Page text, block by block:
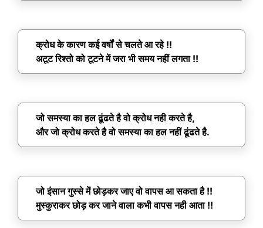
क्रोध के कारण कई वर्षों से चलते आ रहे !!
अटूट रिश्तो को टूटने में जरा भी समय नहीं लगता !!
जो समस्या का हल ढूंढते है वो क्रोध नही करते है,
और जो क्रोध करते है वो समस्या का हल नहीं ढूंढते है.
जो इंसान गुस्से में छोड़कर जाए वो वापस आ सकता है !!
मुस्कुराकर छोड़ कर जाने वाला कभी वापस नही आता !!